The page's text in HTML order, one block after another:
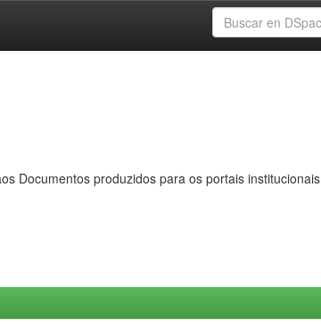
Documentos produzidos para os portais institucionais